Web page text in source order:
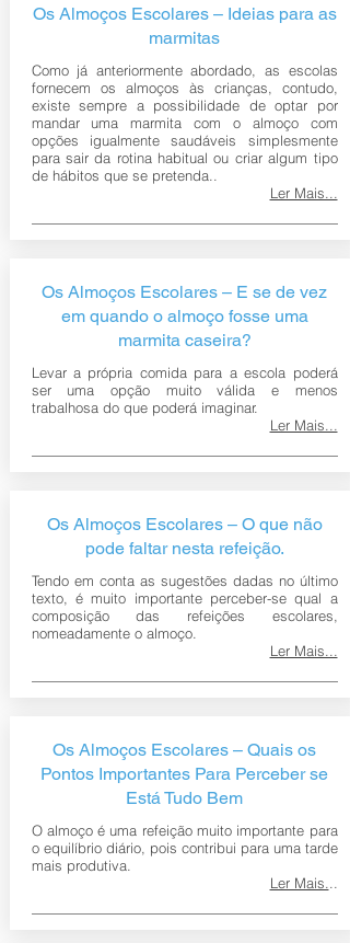
Os Almoços Escolares – Ideias para as
marmitas
Como já anteriormente abordado, as escolas
fornecem os almoços às crianças, contudo,
existe sempre a possibilidade de optar por
mandar uma marmita com o almoço com
opções igualmente saudáveis simplesmente
para sair da rotina habitual ou criar algum tipo
de hábitos que se pretenda..
Ler Mais...
Os Almoços Escolares – E se de vez
em quando o almoço fosse uma
marmita caseira?
Levar a própria comida para a escola poderá
ser uma opção muito válida e menos
trabalhosa do que poderá imaginar.
Ler Mais...
Os Almoços Escolares – O que não
pode faltar nesta refeição.
Tendo em conta as sugestões dadas no último
texto, é muito importante perceber-se qual a
composição das refeições escolares,
nomeadamente o almoço.
Ler Mais...
Os Almoços Escolares – Quais os
Pontos Importantes Para Perceber se
Está Tudo Bem
O almoço é uma refeição muito importante para
o equilíbrio diário, pois contribui para uma tarde
mais produtiva.
Ler Mais.